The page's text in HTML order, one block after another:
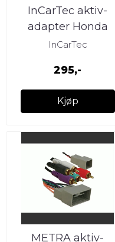
InCarTec aktiv-
adapter Honda
Civic/CR-V (2012 -->)
InCarTec
295,-
Kjøp
METRA aktiv-